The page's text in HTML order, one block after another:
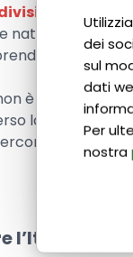
dei
sul
dati
Per
nostra
di
naturale aiuta a
più
è più solo un
la sua
vivo e
e poi